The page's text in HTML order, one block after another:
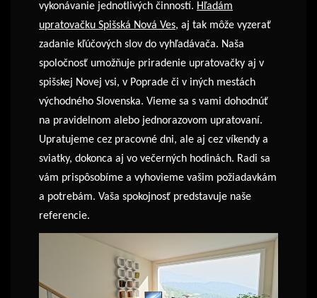
vykonávanie jednotlivých činností. Hľadám
upratovačku Spišská Nová Ves, aj tak môže vyzerať
zadanie kľúčových slov do vyhľadávača. Naša
spoločnosť umožňuje priradenie upratovačky aj v
spišskej Novej vsi, v Poprade či v iných mestách
východného Slovenska. Vieme sa s vami dohodnúť
na pravidelnom alebo jednorazovom upratovaní.
Upratujeme cez pracovné dni, ale aj cez víkendy a
sviatky, dokonca aj vo večerných hodinách. Radi sa
vám prispôsobíme a vyhovieme vašim požiadavkám
a potrebám. Vaša spokojnosť predstavuje naše
referencie.